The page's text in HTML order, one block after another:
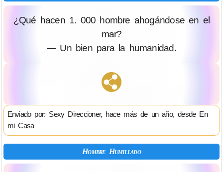
¿Qué hacen 1. 000 hombre ahogándose en el
mar?
— Un bien para la humanidad.
Enviado por: Sexy Direccioner, hace más de un año, desde En
mi Casa
Hombre Humillado